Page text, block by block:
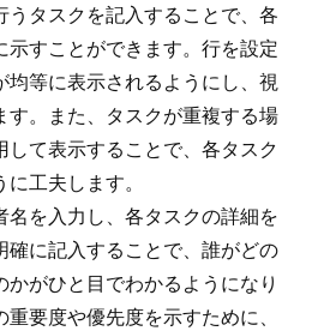
うタスクを記入することで、各
示すことができます。行を設定
等に表示されるようにし、視
す。また、タスクが重複する場
て表示することで、各タスク
工夫します。
名を入力し、各タスクの詳細を
確に記入することで、誰がどの
かがひと目でわかるようになり
要度や優先度を示すために、